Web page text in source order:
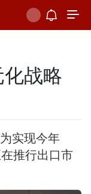
战略
实现今年
推行出口市